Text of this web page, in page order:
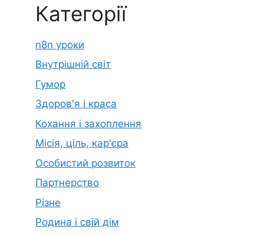
Категорії
n8n уроки
Внутрішній світ
Гумор
Здоров'я і краса
Кохання і захоплення
Місія, ціль, кар'єра
Особистий розвиток
Партнерство
Різне
Родина і свій дім